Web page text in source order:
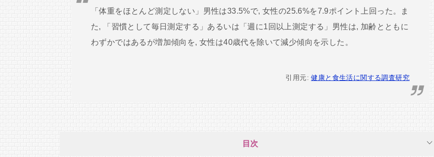
「体重をほとんど測定しない」男性は33.5%で, 女性の25.6%を7.9ポイント上回った。ま
た, 「習慣として毎日測定する」あるいは「週に1回以上測定する」男性は, 加齢とともに
わずかではあるが増加傾向を, 女性は40歳代を除いて減少傾向を示した。
引用元:健康と食生活に関する調査研究
目次